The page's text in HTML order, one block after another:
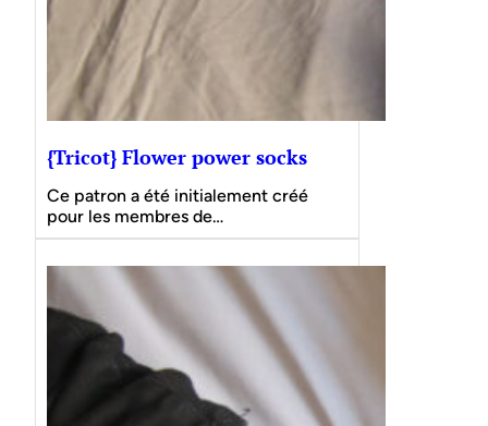
{Tricot} Flower power socks
Ce patron a été initialement créé
pour les membres de…